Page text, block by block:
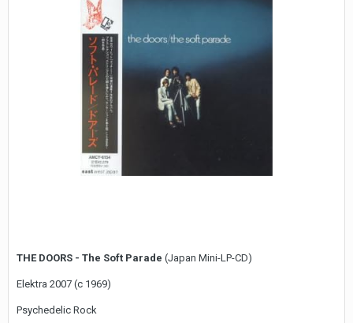
THE DOORS - The Soft Parade (Japan Mini-LP-CD)
Elektra 2007 (c 1969)
Psychedelic Rock